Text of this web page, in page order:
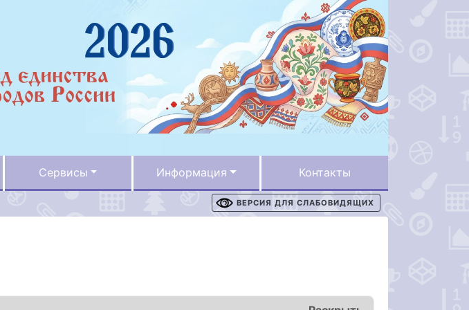
Сервисы Информация Контакты
ВЕРСИЯ ДЛЯ СЛАБОВИДЯЩИХ